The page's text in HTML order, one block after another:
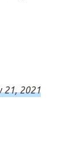
21, 2021